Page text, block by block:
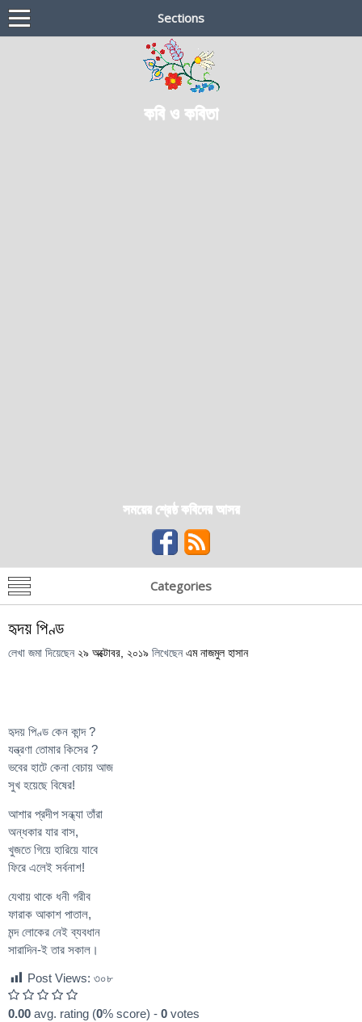
Sections
কবি ও কবিতা
সময়ের শ্রেষ্ঠ কবিদের আসর
Categories
হৃদয় পিণ্ড
লেখা জমা দিয়েছেন ২৯ অক্টোবর, ২০১৯ লিখেছেন এম নাজমুল হাসান
হৃদয় পিণ্ড কেন কান্দ ?
যন্ত্রণা তোমার কিসের ?
ভবের হাটে কেনা বেচায় আজ
সুখ হয়েছে বিষের!
আশার প্রদীপ সন্ধ্যা তাঁরা
অন্ধকার যার বাস,
খুজতে গিয়ে হারিয়ে যাবে
ফিরে এলেই সর্বনাশ!
যেথায় থাকে ধনী গরীব
ফারাক আকাশ পাতাল,
মন্দ লোকের নেই ব্যবধান
সারাদিন-ই তার সকাল।
Post Views: ৩০৮
0.00 avg. rating (0% score) - 0 votes